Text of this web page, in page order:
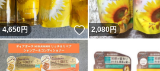
4,650円 いいね！
2,080円